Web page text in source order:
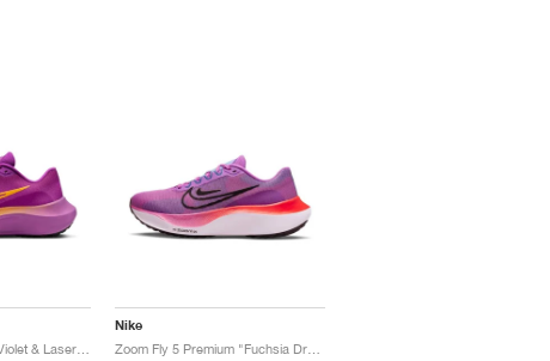
Zoom Fly 5 "Hyper Violet & Laser Orange"
Nike